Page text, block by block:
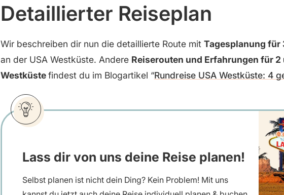
Detaillierter Reiseplan
Wir beschreiben dir nun die detaillierte Route mit Tagesplanung für
an der USA Westküste. Andere Reiserouten und Erfahrungen für 2
Westküstefindest du im Blogartikel “Rundreise USA Westküste: 4
Lass dir von uns deine Reise planen!
Selbst planen ist nicht dein Ding? Kein Problem! Mit uns